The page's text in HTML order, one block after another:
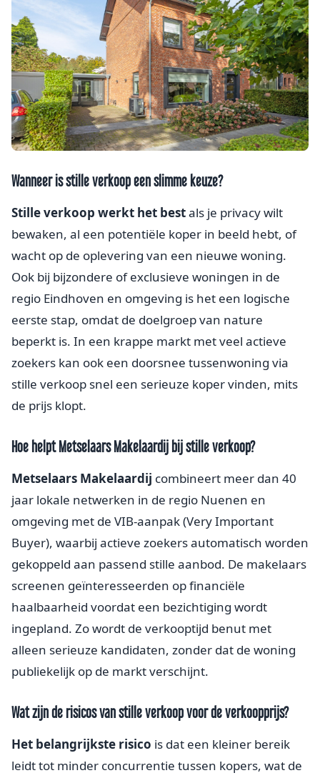
Wanneer is stille verkoop een slimme keuze?
Stille verkoop werkt het bestals je privacy wilt
bewaken, al een potentiële koper in beeld hebt, of
wacht op de oplevering van een nieuwe woning.
Ook bij bijzondere of exclusieve woningen in de
regio Eindhoven en omgeving is het een logische
eerste stap, omdat de doelgroep van nature
beperkt is. In een krappe markt met veel actieve
zoekers kan ook een doorsnee tussenwoning via
stille verkoop snel een serieuze koper vinden, mits
de prijs klopt.
Hoe helpt Metselaars Makelaardij bij stille verkoop?
Metselaars Makelaardij combineert meer dan 40
jaar lokale netwerken in de regio Nuenen en
omgeving met de VIB-aanpak (Very Important
Buyer), waarbij actieve zoekers automatisch worden
gekoppeld aan passend stille aanbod. De makelaars
screenen geïnteresseerden op financiële
haalbaarheid voordat een bezichtiging wordt
ingepland. Zo wordt de verkooptijd benut met
alleen serieuze kandidaten, zonder dat de woning
publiekelijk op de markt verschijnt.
Wat zijn de risicos van stille verkoop voor de verkoopprijs?
Het belangrijkste risico is dat een kleiner bereik
leidt tot minder concurrentie tussen kopers, wat de